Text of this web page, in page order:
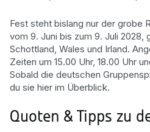
Fest steht bislang nur der grobe
vom 9. Juni bis zum 9. Juli 2028,
Schottland, Wales und Irland.
Zeiten um 15.00 Uhr, 18.00 Uhr
Sobald die deutschen
du sie hier im Überblick.
Quoten & Tipps zu